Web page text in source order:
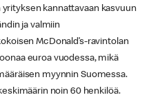
kannattavaan kasvuun
ja valmiin
McDonald’s-ravintolan
euroa vuodessa, mikä
myynnin Suomessa.
noin 60 henkilöä.